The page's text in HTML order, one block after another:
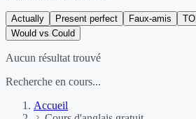
Actually Present perfect Faux-amis
Would vs Could
Aucun résultat trouvé
Recherche en cours...
Accueil